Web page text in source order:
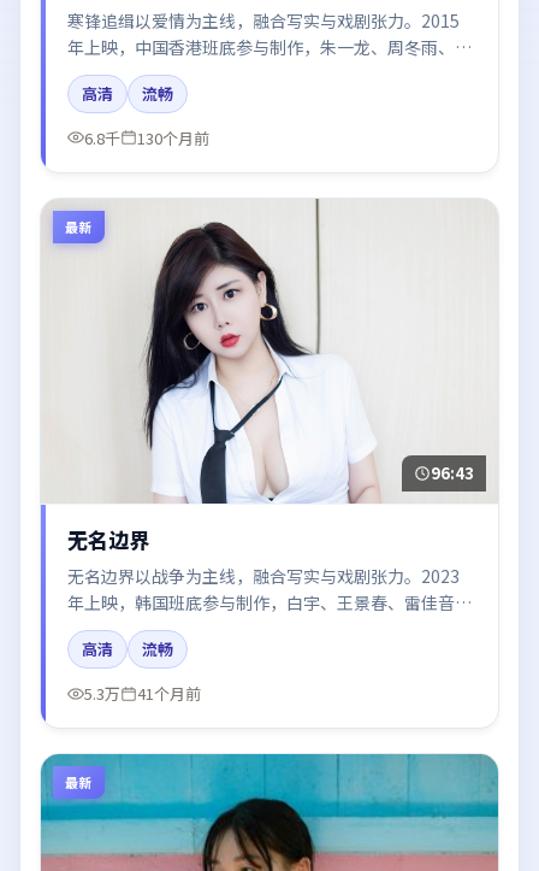
寒锋追缉以爱情为主线，融合写实与戏剧张力。2015
年上映，中国香港班底参与制作，朱一龙、周冬雨、王
景春、倪妮在片中呈现细腻表演，影像风格统一，配乐
与剪辑强化了情绪曲线。
高清
流畅
6.8千
130个月前
最新
96:43
无名边界
无名边界以战争为主线，融合写实与戏剧张力。2023
年上映，韩国班底参与制作，白宇、王景春、雷佳音、
赵丽颖在片中呈现细腻表演，影像风格统一，配乐与剪
辑强化了情绪曲线。
高清
流畅
5.3万
41个月前
最新